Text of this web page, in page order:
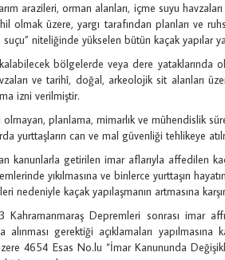
arazileri, orman alanları, içme suyu
olmak üzere, yargı tarafından planları ve
niteliğinde yükselen bütün kaçak yapılar
bölgelerde veya dere yataklarında
ve tarihî, doğal, arkeolojik sit alanları
izni verilmiştir.
olmayan, planlama, mimarlık ve mühendislik
yurttaşların can ve mal güvenliği tehlikeye
kanunlarla getirilen imar aflarıyla affedilen
yıkılmasına ve binlerce yurttaşın
nedeniyle kaçak yapılaşmanın artmasına
Depremleri sonrası imar
alınması gerektiği açıklamaları
4654 Esas No.lu “İmar Kanununda